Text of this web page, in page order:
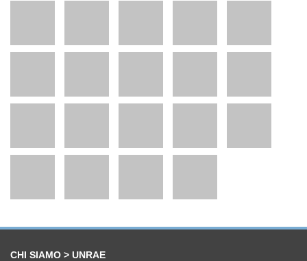
CHI SIAMO > UNRAE